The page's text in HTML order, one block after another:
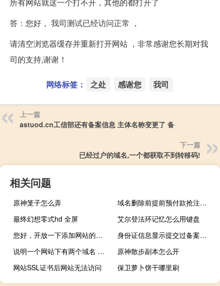
所有网站就这一个打不开，其他的都打开了
答：您好， 我司测试已经访问正常 ，
请清空浏览器缓存并重新打开网站 ，非常感谢您长期对我
司的支持,谢谢！
网络标签： 之处 感谢您 我司
上一篇
astuod.cn工信部还有备案信息 主体名称变更了 备
下一篇
已经过户的域名,一个都获取不到转移码!
相关问题
原神笼子怎么弄
域名删除前提前预付款抢注失败的域名，为何却并没有抢注成功，而
最终幻想零式hd 全屏
艾尔登法环记忆怎么用键盘
您好，开放一下添加网站的限制
身份证信息显示提交过备案，又不知道如何删除，找不到备案码
说明一个网站下有两个域名 备案准入怎么操作
原神散步副本怎么开
网站SSL证书后网站无法访问
保卫萝卜饼干哪里刷